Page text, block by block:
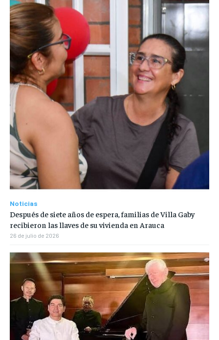
Noticias
Después de siete años de espera, familias de Villa Gaby
recibieron las llaves de su vivienda en Arauca
26 de julio de 2026